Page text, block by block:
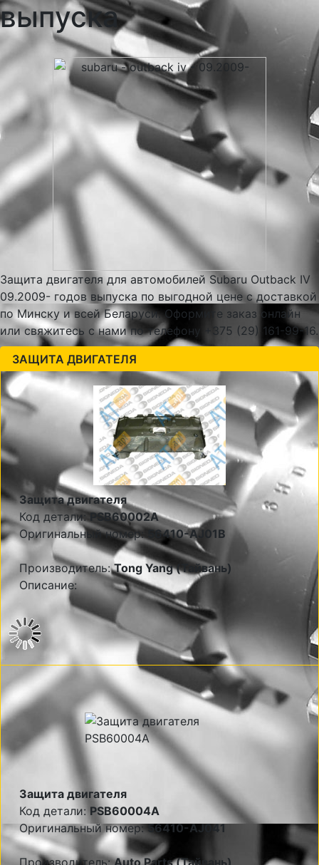
выпуска
Защита двигателя для автомобилей Subaru Outback IV
09.2009- годов выпуска по выгодной цене с доставкой
по Минску и всей Беларуси. Оформите заказ онлайн
или свяжитесь с нами по телефону +375 (29) 161-99-16.
ЗАЩИТА ДВИГАТЕЛЯ
Защита двигателя
Код детали: PSB60002A
Оригинальный номер: 56410-AJ01B
Производитель:Tong Yang (Тайвань)
Описание:
Защита двигателя
Код детали: PSB60004A
Оригинальный номер:56410-AJ041
Производитель:Auto Parts (Тайвань)